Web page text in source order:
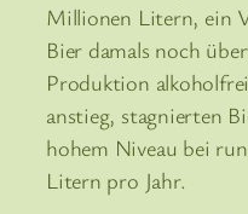
Millionen Litern, ein
Bier damals noch
Produktion
anstieg, stagnierten
hohem Niveau bei
Litern pro Jahr.